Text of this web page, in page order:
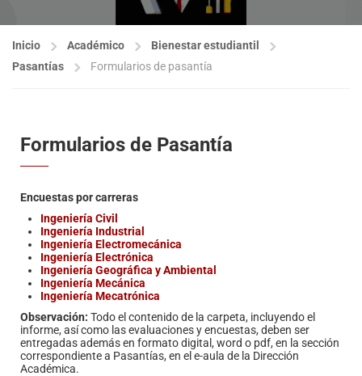
Inicio Académico
Bienestar estudiantil
Pasantías
Formularios de pasantía
Formularios de Pasantía
Encuestas por carreras
Ingeniería Civil
Ingeniería Industrial
Ingeniería Electromecánica
Ingeniería Electrónica
Ingeniería Geográfica y Ambiental
Ingeniería Mecánica
Ingeniería Mecatrónica
Observación: Todo el contenido de la carpeta, incluyendo el
informe, así como las evaluaciones y encuestas, deben ser
entregadas además en formato digital, word o pdf, en la sección
correspondiente a Pasantías, en el e-aula de la Dirección
Académica.